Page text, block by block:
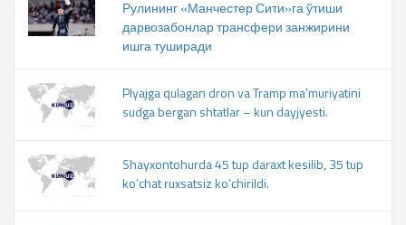
Рулининг «Манчестер Сити»га ўтиши
дарвозабонлар трансфери занжирини
ишга туширади
Plyajga qulagan dron va Tramp ma’muriyatini
sudga bergan shtatlar – kun dayjyesti.
Shayxontohurda 45 tup daraxt kesilib, 35 tup
ko‘chat ruxsatsiz ko‘chirildi.